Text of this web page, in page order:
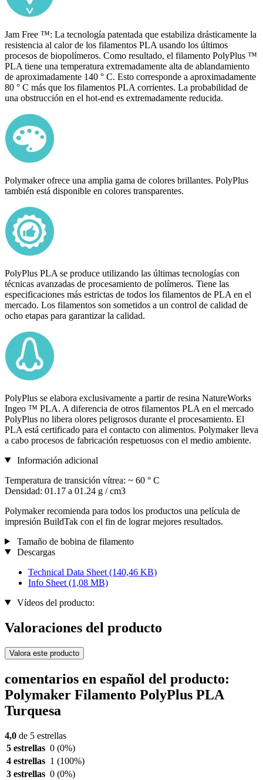
Jam Free ™: La tecnología patentada que estabiliza drásticamente la
resistencia al calor de los filamentos PLA usando los últimos
procesos de biopolímeros. Como resultado, el filamento PolyPlus ™
PLA tiene una temperatura extremadamente alta de ablandamiento
de aproximadamente 140 ° C. Esto corresponde a aproximadamente
80 ° C más que los filamentos PLA corrientes. La probabilidad de
una obstrucción en el hot-end es extremadamente reducida.
Polymaker ofrece una amplia gama de colores brillantes. PolyPlus
también está disponible en colores transparentes.
PolyPlus PLA se produce utilizando las últimas tecnologías con
técnicas avanzadas de procesamiento de polímeros. Tiene las
especificaciones más estrictas de todos los filamentos de PLA en el
mercado. Los filamentos son sometidos a un control de calidad de
ocho etapas para garantizar la calidad.
PolyPlus se elabora exclusivamente a partir de resina NatureWorks
Ingeo ™ PLA. A diferencia de otros filamentos PLA en el mercado
PolyPlus no libera olores peligrosos durante el procesamiento. El
PLA está certificado para el contacto con alimentos. Polymaker lleva
a cabo procesos de fabricación respetuosos con el medio ambiente.
Información adicional
Temperatura de transición vítrea: ~ 60 ° C
Densidad: 01.17 a 01.24 g / cm3
Polymaker recomienda para todos los productos una película de
impresión BuildTak con el fin de lograr mejores resultados.
Tamaño de bobina de filamento
Descargas
Technical Data Sheet (140,46 KB)
Info Sheet (1,08 MB)
Vídeos del producto:
Valoraciones del producto
Valora este producto
comentarios en español del producto:
Polymaker Filamento PolyPlus PLA
Turquesa
4,0 de 5 estrellas
5 estrellas 0 (0%)
4 estrellas 1 (100%)
3 estrellas 0 (0%)